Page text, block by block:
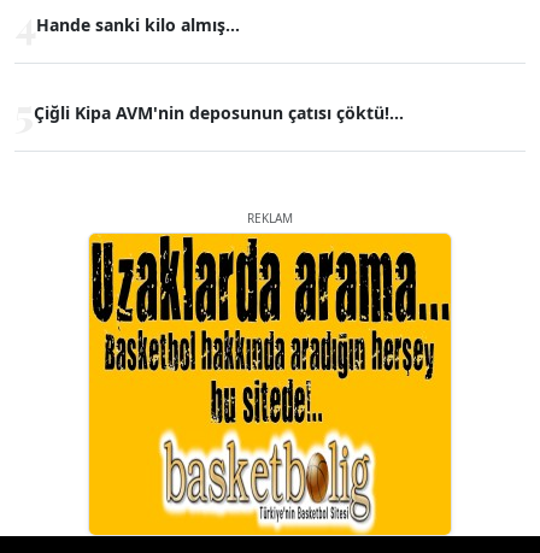
Hande sanki kilo almış...
Çiğli Kipa AVM'nin deposunun çatısı çöktü!...
REKLAM